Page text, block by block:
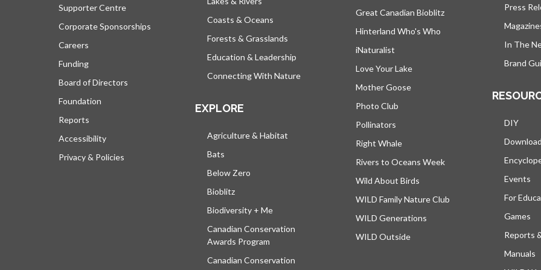
Supporter Centre
Corporate Sponsorships
Careers
Funding
Board of Directors
Foundation
Reports
Accessibility
Privacy & Policies
Coasts & Oceans
Forests & Grasslands
Education & Leadership
Connecting With Nature
EXPLORE
Agriculture & Habitat
Bats
Below Zero
Bioblitz
Biodiversity + Me
Canadian Conservation
Awards Program
Canadian Conservation
Great Canadian Bioblitz
Hinterland Who's Who
iNaturalist
Love Your Lake
Mother Goose
Photo Club
Pollinators
Right Whale
Rivers to Oceans Week
Wild About Birds
WILD Family Nature Club
WILD Generations
WILD Outside
Press
In The
Brand
DIY
Events
For
Games
Reports
Manuals